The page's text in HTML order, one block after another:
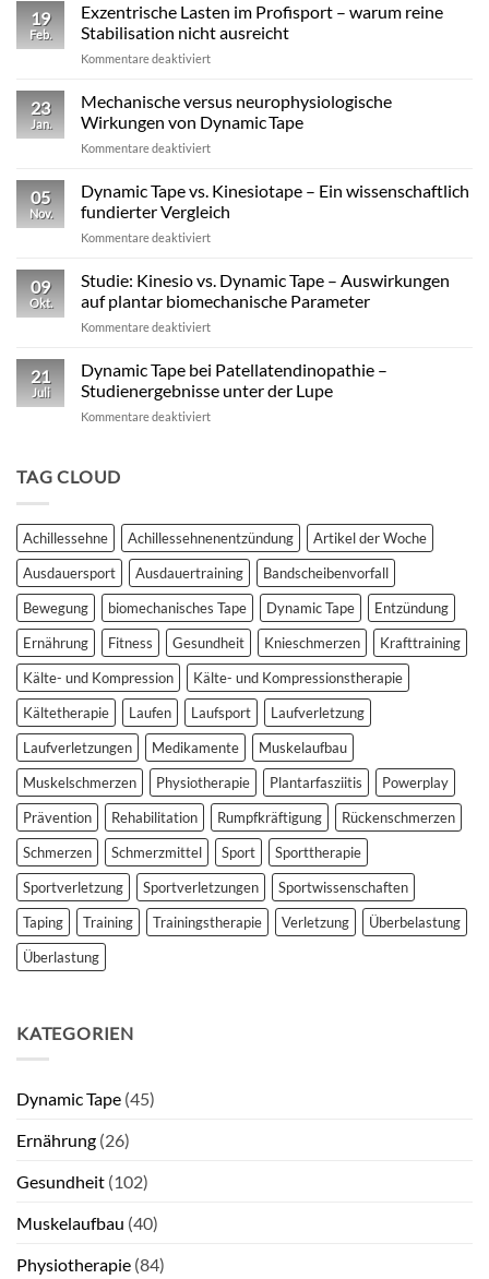
19
Feb.
Exzentrische Lasten im Profisport – warum reine
Stabilisation nicht ausreicht
Kommentare deaktiviertfür
Profisport
–
reine
Stabilisation
ausreicht
23
Jan.
Mechanische versus neurophysiologische
Wirkungen von Dynamic Tape
Kommentare deaktiviertfür
versus
neurophysiologische
Wirkungen
von
05
Nov.
Dynamic Tape vs. Kinesiotape – Ein wissenschaftlich
fundierter Vergleich
Kommentare deaktiviertfür
Tape
Kinesiotape
–
wissenschaftlich
fundierter
09
Okt.
Studie: Kinesio vs. Dynamic Tape – Auswirkungen
auf plantar biomechanische Parameter
Kommentare deaktiviertfür
Kinesio
Dynamic
Tape
Parameter
21
Juli
Dynamic Tape bei Patellatendinopathie –
Studienergebnisse unter der Lupe
Kommentare deaktiviertfür
Studienergebnisse
unter
der
Lupe
TAG CLOUD
Achillessehne Achillessehnenentzündung
Artikel der Woche
Ausdauersport
Ausdauertraining
Bandscheibenvorfall
Bewegung
biomechanisches Tape Dynamic Tape
Entzündung
Ernährung
Fitness Gesundheit Knieschmerzen
Krafttraining
Kälte- und Kompression
Kälte- und Kompressionstherapie
Kältetherapie
Laufen Laufsport
Laufverletzung
Laufverletzungen
Medikamente
Muskelaufbau
Muskelschmerzen
Physiotherapie Plantarfasziitis
Powerplay
Prävention
Rehabilitation Rumpfkräftigung
Rückenschmerzen
Schmerzen
Schmerzmittel Sport
Sporttherapie
Sportverletzung
Sportverletzungen
Sportwissenschaften
Taping
Training Trainingstherapie Verletzung
Überbelastung
Überlastung
KATEGORIEN
Dynamic Tape (45)
Ernährung (26)
Gesundheit (102)
Muskelaufbau (40)
Physiotherapie (84)